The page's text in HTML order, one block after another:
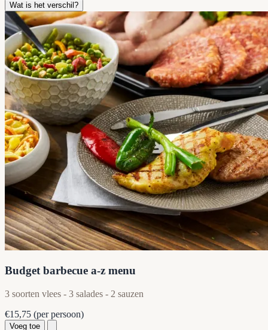
Wat is het verschil?
Budget barbecue a-z menu
3 soorten vlees - 3 salades - 2 sauzen
€15,75 (per persoon)
Voeg toe